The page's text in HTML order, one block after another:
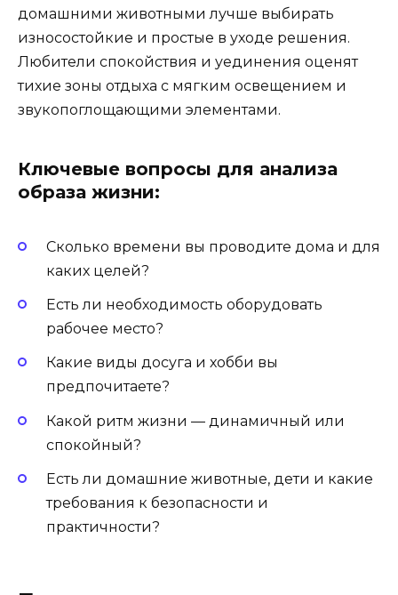
домашними животными лучше выбирать
износостойкие и простые в уходе решения.
Любители спокойствия и уединения оценят
тихие зоны отдыха с мягким освещением и
звукопоглощающими элементами.
Ключевые вопросы для анализа
образа жизни:
Сколько времени вы проводите дома и для
каких целей?
Есть ли необходимость оборудовать
рабочее место?
Какие виды досуга и хобби вы
предпочитаете?
Какой ритм жизни — динамичный или
спокойный?
Есть ли домашние животные, дети и какие
требования к безопасности и
практичности?